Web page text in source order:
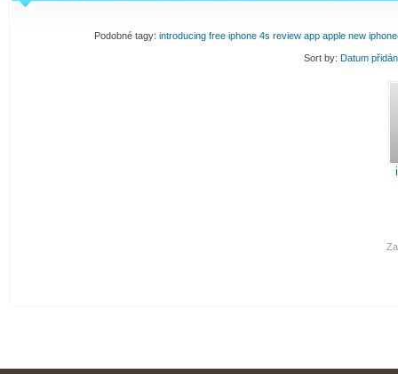
Podobné tagy: introducing free iphone 4s review app apple new
Sort by: Datum